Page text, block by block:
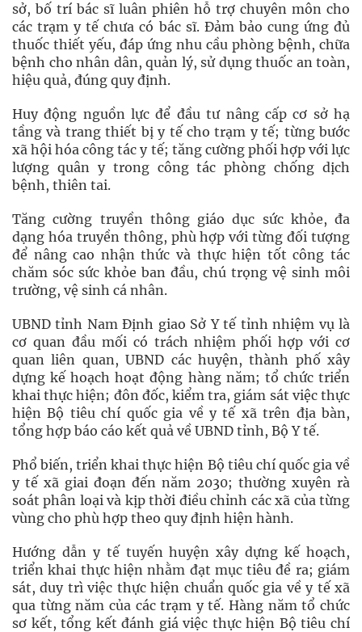
sở, bố trí bác sĩ luân phiên hỗ trợ chuyên môn cho
các trạm y tế chưa có bác sĩ. Đảm bảo cung ứng đủ
thuốc thiết yếu, đáp ứng nhu cầu phòng bệnh, chữa
bệnh cho nhân dân, quản lý, sử dụng thuốc an toàn,
hiệu quả, đúng quy định.
Huy động nguồn lực để đầu tư nâng cấp cơ sở hạ
tầng và trang thiết bị y tế cho trạm y tế; từng bước
xã hội hóa công tác y tế; tăng cường phối hợp với lực
lượng quân y trong công tác phòng chống dịch
bệnh, thiên tai.
Tăng cường truyền thông giáo dục sức khỏe, đa
dạng hóa truyền thông, phù hợp với từng đối tượng
để nâng cao nhận thức và thực hiện tốt công tác
chăm sóc sức khỏe ban đầu, chú trọng vệ sinh môi
trường, vệ sinh cá nhân.
UBND tỉnh Nam Định giao Sở Y tế tỉnh nhiệm vụ là
cơ quan đầu mối có trách nhiệm phối hợp với cơ
quan liên quan, UBND các huyện, thành phố xây
dựng kế hoạch hoạt động hàng năm; tổ chức triển
khai thực hiện; đôn đốc, kiểm tra, giám sát việc thực
hiện Bộ tiêu chí quốc gia về y tế xã trên địa bàn,
tổng hợp báo cáo kết quả về UBND tỉnh, Bộ Y tế.
Phổ biến, triển khai thực hiện Bộ tiêu chí quốc gia về
y tế xã giai đoạn đến năm 2030; thường xuyên rà
soát phân loại và kịp thời điều chỉnh các xã của từng
vùng cho phù hợp theo quy định hiện hành.
Hướng dẫn y tế tuyến huyện xây dựng kế hoạch,
triển khai thực hiện nhằm đạt mục tiêu đề ra; giám
sát, duy trì việc thực hiện chuẩn quốc gia về y tế xã
qua từng năm của các trạm y tế. Hàng năm tổ chức
sơ kết, tổng kết đánh giá việc thực hiện Bộ tiêu chí